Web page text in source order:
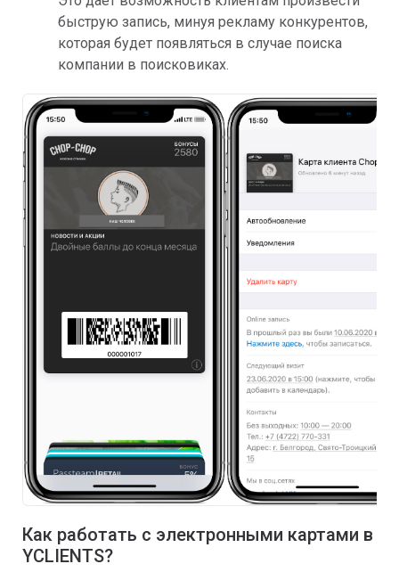
быструю запись, минуя рекламу конкурентов,
которая будет появляться в случае поиска
компании в поисковиках.
Как работать с электронными картами в
YCLIENTS?